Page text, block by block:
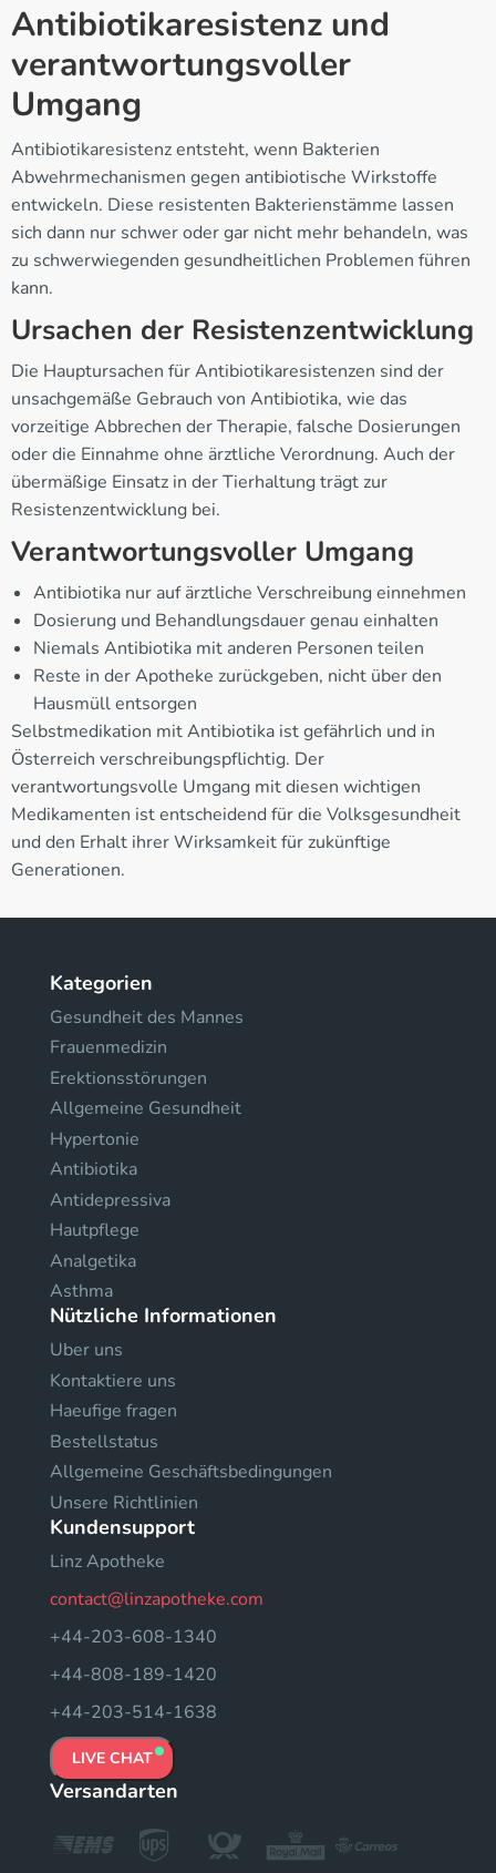
Antibiotikaresistenz und
verantwortungsvoller
Umgang
Antibiotikaresistenz entsteht, wenn Bakterien
Abwehrmechanismen gegen antibiotische Wirkstoffe
entwickeln. Diese resistenten Bakterienstämme lassen
sich dann nur schwer oder gar nicht mehr behandeln, was
zu schwerwiegenden gesundheitlichen Problemen führen
kann.
Ursachen der Resistenzentwicklung
Die Hauptursachen für Antibiotikaresistenzen sind der
unsachgemäße Gebrauch von Antibiotika, wie das
vorzeitige Abbrechen der Therapie, falsche Dosierungen
oder die Einnahme ohne ärztliche Verordnung. Auch der
übermäßige Einsatz in der Tierhaltung trägt zur
Resistenzentwicklung bei.
Verantwortungsvoller Umgang
Antibiotika nur auf ärztliche Verschreibung einnehmen
Dosierung und Behandlungsdauer genau einhalten
Niemals Antibiotika mit anderen Personen teilen
Reste in der Apotheke zurückgeben, nicht über den
Hausmüll entsorgen
Selbstmedikation mit Antibiotika ist gefährlich und in
Österreich verschreibungspflichtig. Der
verantwortungsvolle Umgang mit diesen wichtigen
Medikamenten ist entscheidend für die Volksgesundheit
und den Erhalt ihrer Wirksamkeit für zukünftige
Generationen.
Kategorien
Gesundheit des Mannes
Frauenmedizin
Erektionsstörungen
Allgemeine Gesundheit
Hypertonie
Antibiotika
Antidepressiva
Hautpflege
Analgetika
Asthma
Nützliche Informationen
Uber uns
Kontaktiere uns
Haeufige fragen
Bestellstatus
Allgemeine Geschäftsbedingungen
Unsere Richtlinien
Kundensupport
Linz Apotheke
contact@linzapotheke.com
+44-203-608-1340
+44-808-189-1420
+44-203-514-1638
LIVE CHAT
Versandarten